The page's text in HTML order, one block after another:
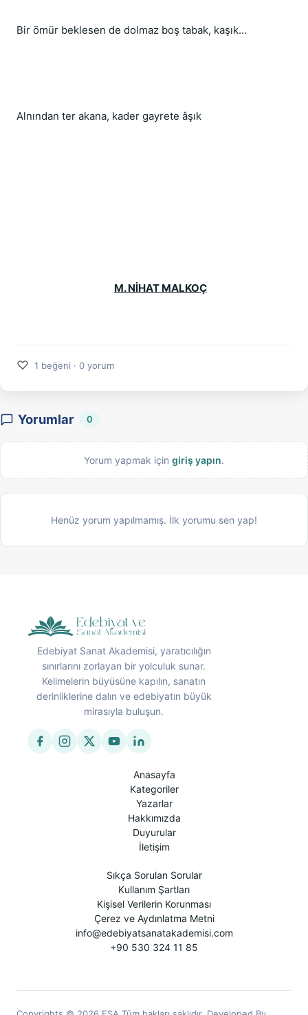
Bir ömür beklesen de dolmaz boş tabak, kaşık...
Alnından ter akana, kader gayrete âşık
M. NİHAT MALKOÇ
♡ 1 beğeni · 0 yorum
Yorumlar 0
Yorum yapmak için giriş yapın.
Henüz yorum yapılmamış. İlk yorumu sen yap!
Edebiyat Sanat Akademisi, yaratıcılığın
sınırlarını zorlayan bir yolculuk sunar.
Kelimelerin büyüsüne kapılın, sanatın
derinliklerine dalın ve edebiyatın büyük
mirasıyla buluşun.
Anasayfa
Kategoriler
Yazarlar
Hakkımızda
Duyurular
İletişim
Sıkça Sorulan Sorular
Kullanım Şartları
Kişisel Verilerin Korunması
Çerez ve Aydınlatma Metni
info@edebiyatsanatakademisi.com
+90 530 324 11 85